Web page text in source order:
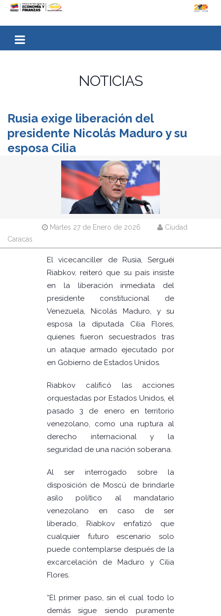
NOTICIAS
Rusia exige liberación del
presidente Nicolás Maduro y su
esposa Cilia
Martes 27 de Enero de 2026
Ciudad
Caracas
El vicecanciller de Rusia, Serguéi
Riabkov, reiteró que su país insiste
en la liberación inmediata del
presidente constitucional de
Venezuela, Nicolás Maduro, y su
esposa la diputada Cilia Flores,
quienes fueron secuestrados tras
un ataque armado ejecutado por
en Gobierno de Estados Unidos.
Riabkov calificó las acciones
orquestadas por Estados Unidos, el
pasado 3 de enero en territorio
venezolano, como una ruptura al
derecho internacional y la
seguridad de una nación soberana.
Al ser interrogado sobre la
disposición de Moscú de brindarle
asilo político al mandatario
venezolano en caso de ser
liberado, Riabkov enfatizó que
cualquier futuro escenario solo
puede contemplarse después de la
excarcelación de Maduro y Cilia
Flores.
“El primer paso, sin el cual todo lo
demás sigue siendo puramente